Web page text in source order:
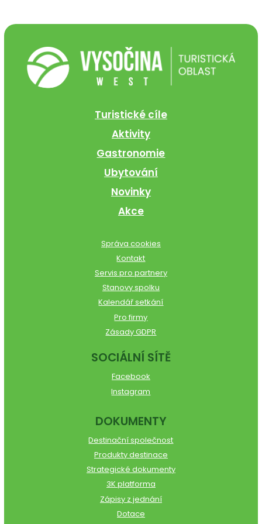
Turistické cíle
Aktivity
Gastronomie
Ubytování
Novinky
Akce
Správa cookies
Kontakt
Servis pro partnery
Stanovy spolku
Kalendář setkání
Pro firmy
Zásady GDPR
SOCIÁLNÍ SÍTĚ
Facebook
Instagram
DOKUMENTY
Destinační společnost
Produkty destinace
Strategické dokumenty
3K platforma
Zápisy z jednání
Dotace